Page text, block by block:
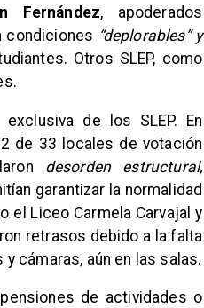
Fernández, apoderados
condiciones “deplorables” y
Otros SLEP, como
de los SLEP. En
de 33 locales de votación
desorden estructural,
garantizar la normalidad
el Liceo Carmela Carvajal y
retrasos debido a la falta
cámaras, aún en las salas.
de actividades o